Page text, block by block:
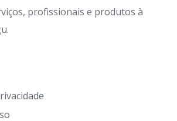
profissionais e produtos à